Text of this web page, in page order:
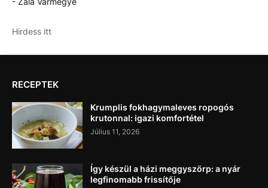
Hirdess itt
RECEPTEK
Krumplis fokhagymaleves ropogós
krutonnal: igazi komfortétel
Július 11, 2026
Így készül a házi meggyszörp: a nyár
legfinomabb frissítője